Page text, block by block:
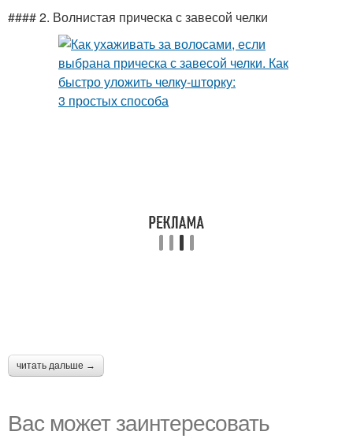
#### 2. Волнистая прическа с завесой челки
читать дальше →
Вас может заинтересовать